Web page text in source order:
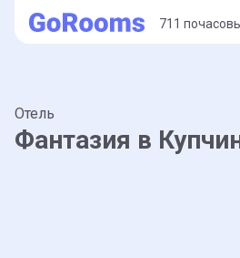
711
Отель
Фантазия в